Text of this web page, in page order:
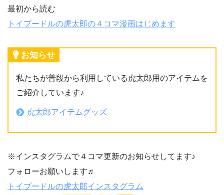
最初から読む
トイプードルの虎太郎の４コマ漫画はじめます
お知らせ
私たちが普段から利用している虎太郎用のアイテムを
ご紹介しています♪
虎太郎アイテムグッズ
※インスタグラムで４コマ更新のお知らせしてます♪
フォローお願いします♬
トイプードルの虎太郎インスタグラム